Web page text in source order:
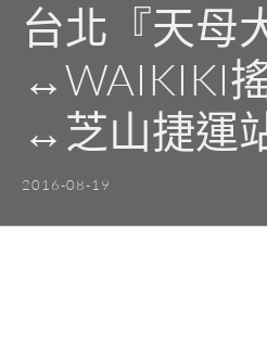
台北『天母
↔WAIKIKI
↔芝山捷運
2016-08-19